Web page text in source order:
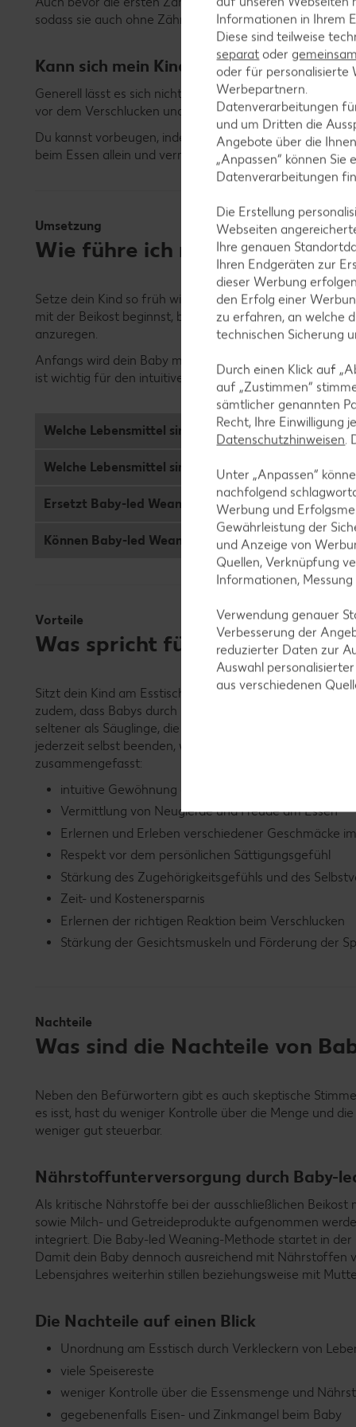
sodass sie auch ohne Zähne zerdrückt werden kann.
Kann sich mein Kind beim Baby-led
Generell lässt es sich nicht ausschließen, dass sich dein
vor dem Verschlucken und Ersticken schützt, ist sehr
Du kannst vorbeugen, indem du auf die
beim Essen allein und vermeide Nüsse, ganze Trauben
Umsetzung
Wie führe ich mein Baby an
Setze dein Kind so früh wie möglich an den
mit der Beikost beginnst, biete ihm zunächst eine
anzuregen.
Anfangs wird dein Baby mit den Lebensmitteln spielen,
ist wichtig für den intuitiven Umgang des Babys mit
Welche Lebensmittel sind geeignet?
Welche Lebensmittel sind ungeeeignet?
Ersetzt Baby-led Weaning das Stillen?
Können Baby-led Weaning und Breikost kombiniert
Vorteile
Was spricht für Baby-led
Sitzt dein Kind am Esstisch, fühlt es sich zugehörig und
zudem, dass Babys durch BLW sicherer essen. Auch
seltener als Säuglinge, die nur mit dem Löffel gefüttert
jederzeit selbst beenden, wenn es nicht mehr essen
zusammengefasst:
intuitive Gewöhnung des Säuglings an
Vermittlung von Neugierde und Freude am Essen
Erlernen und Erleben verschiedener Geschmäcke
Respekt vor dem persönlichen Sättigungsgefühl
Stärkung des Zugehörigkeitsgefühls und des
Zeit- und Kostenersparnis
Erlernen der richtigen Reaktion beim Verschlucken
Stärkung der Gesichtsmuskeln und Förderung der
Nachteile
Was sind die Nachteile von
Neben den Befürwortern gibt es auch skeptische
es isst, hast du weniger Kontrolle über die Menge und
weniger gut steuerbar.
Nährstoffunterversorgung durch Baby-
Als kritische Nährstoffe bei der ausschließlichen
sowie Milch- und Getreideprodukte aufgenommen
integriert. Die Baby-led Weaning-Methode startet in der
Damit dein Baby dennoch ausreichend mit Nährstoffen
Lebensjahres weiterhin stillen beziehungsweise mit
Die Nachteile auf einen Blick
Unordnung am Esstisch durch Verkleckern von
viele Speisereste
weniger Kontrolle über die Essensmenge und
gegebenenfalls Eisen- und Zinkmangel beim Baby
Informationen in Ihrem
Diese sind teilweise
separat oder
oder für personalisierte
Werbepartnern.
Datenverarbeitungen
und um Dritten die
Angebote über die
„Anpassen“ können
Datenverarbeitungen
Die Erstellung
Webseiten
Ihre genauen
Ihren Endgeräten zur
dieser Werbung
den Erfolg einer
zu erfahren, an welche
technischen Sicherung
Durch einen Klick auf
auf „Zustimmen“
sämtlicher genannten
Recht, Ihre Einwilligung
Datenschutzhinweisen.
Unter „Anpassen“
nachfolgend
Werbung und
Gewährleistung der
und Anzeige von
Quellen, Verknüpfung
Informationen,
Verwendung genauer
Verbesserung der
reduzierter Daten zur
Auswahl
aus verschiedenen